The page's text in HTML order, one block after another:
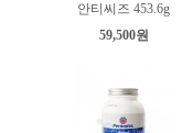
안티씨즈 453.6g
59,500원